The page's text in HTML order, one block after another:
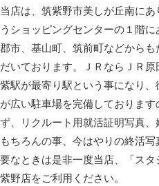
当店は、筑紫野市美しが丘南に
うショッピングセンターの１階
郡市、基山町、筑前町などから
だいております。ＪＲならＪＲ
紫駅が最寄り駅という事になり、
が広い駐車場を完備しておりま
ず、リクルート用就活証明写真
もちろんの事、今はやりの終活
要なときは是非一度当店、「ス
紫野店をご利用ください。